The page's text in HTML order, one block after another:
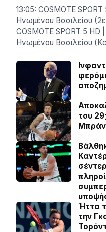
13:05: COSMOTE
Ηνωμένου Βασιλείου
COSMOTE SPORT 5 HD
Ηνωμένου Βασιλείου
του
Ήττα
την